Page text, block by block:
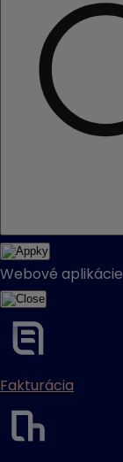
Webové aplikácie
Fakturácia